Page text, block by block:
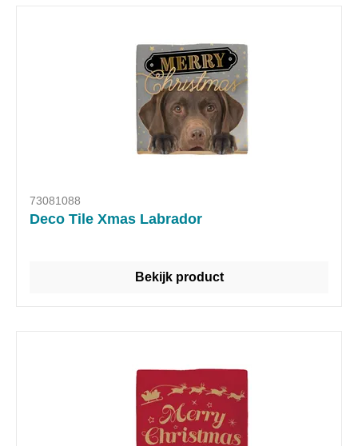
73081088
Deco Tile Xmas Labrador
Bekijk product